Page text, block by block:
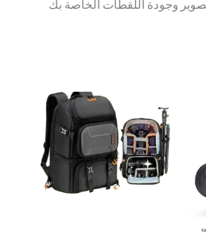
وجودة اللقطات الخاصة بك